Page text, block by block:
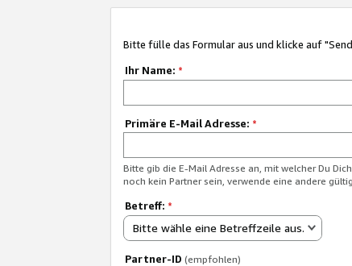
Bitte fülle das Formular aus und klicke auf
Ihr Name: *
Primäre E-Mail Adresse: *
Bitte gib die E-Mail Adresse an, mit welcher Du
noch kein Partner sein, verwende eine andere
Betreff: *
Bitte wähle eine Betreffzeile aus.
Partner-ID (empfohlen)